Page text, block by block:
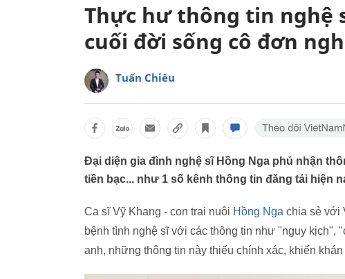
Thực hư thông tin nghệ
cuối đời sống cô đơn
Tuấn Chiêu
Đại diện gia đình nghệ sĩ Hồng Nga phủ nhận
tiền bạc... như 1 số kênh thông tin đăng tải hiện
Ca sĩ Vỹ Khang - con trai nuôi Hồng Nga chia sẻ với
bệnh tình nghệ sĩ với các thông tin như "nguy kịch",
anh, những thông tin này thiếu chính xác, khiến